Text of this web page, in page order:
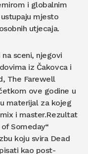
i globalnim
mjesto
utjecaja.
sceni, njegovi
iz Čakovca i
The Farewell
ove godine u
materijal za kojeg
i master.Rezultat
Someday“
koju svira Dead
kao post-